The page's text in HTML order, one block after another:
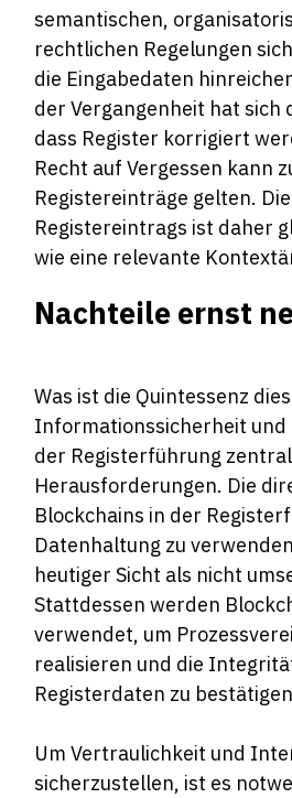
semantischen,
rechtlichen Regelungen
die Eingabedaten
der Vergangenheit hat sich
dass Register korrigiert
Recht auf Vergessen kann
Registereinträge gelten.
Registereintrags ist daher
wie eine relevante
Nachteile ernst
Was ist die Quintessenz
Informationssicherheit und
der Registerführung
Herausforderungen. Die
Blockchains in der
Datenhaltung zu
heutiger Sicht als nicht
Stattdessen werden
verwendet, um
realisieren und die
Registerdaten zu
Um Vertraulichkeit und
sicherzustellen, ist es